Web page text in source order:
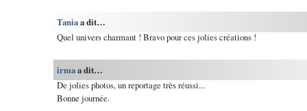
Taniaa dit…
Quel univers charmant ! Bravo pour ces jolies créations !
irmaa dit…
De jolies photos, un reportage très réussi...
Bonne journée.